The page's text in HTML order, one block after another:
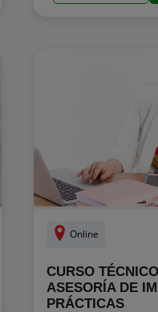
Online
CURSO
ASESORÍA DE
PRÁCTICAS